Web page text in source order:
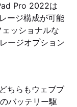
Pro 2022は
ージ構成が可能
ッショナルな
ージオプション
ちらもウェブブ
バッテリー駆